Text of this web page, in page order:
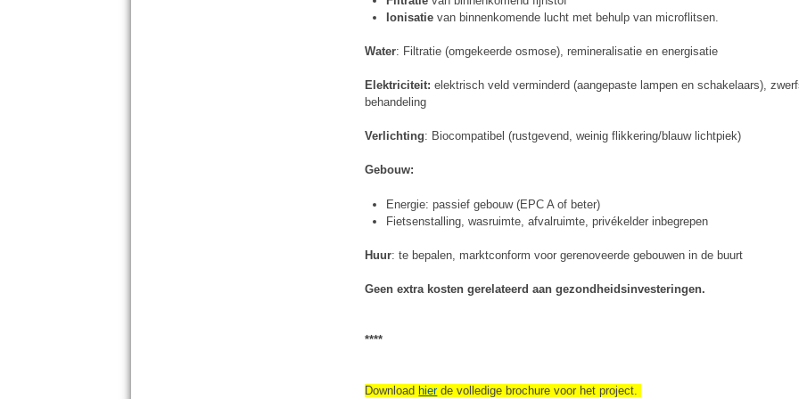
Ionisatievan binnenkomende lucht met behulp van microflitsen.
Water: Filtratie (omgekeerde osmose), remineralisatie en energisatie
Elektriciteit:elektrisch veld verminderd (aangepaste lampen en schakelaars),
behandeling
Verlichting: Biocompatibel (rustgevend, weinig flikkering/blauw lichtpiek)
Gebouw:
Energie: passief gebouw (EPC A of beter)
Fietsenstalling, wasruimte, afvalruimte, privékelder inbegrepen
Huur: te bepalen, marktconform voor gerenoveerde gebouwen in de buurt
Geen extra kosten gerelateerd aan gezondheidsinvesteringen.
****
Download hierde volledige brochure voor het project.